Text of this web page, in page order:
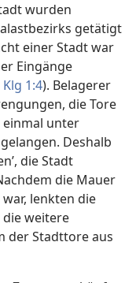
wurden
getätigt
einer Stadt war
Eingänge
Klg 1:4). Belagerer
die Tore
einmal unter
Deshalb
die Stadt
die Mauer
lenkten die
die weitere
der Stadttore aus